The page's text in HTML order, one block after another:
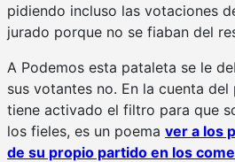
pidiendo incluso las votaciones
jurado porque no se fiaban del
A Podemos esta pataleta se le
sus votantes no. En la cuenta
tiene activado el filtro para que
los fieles, es un poema ver a los
de su propio partido en los